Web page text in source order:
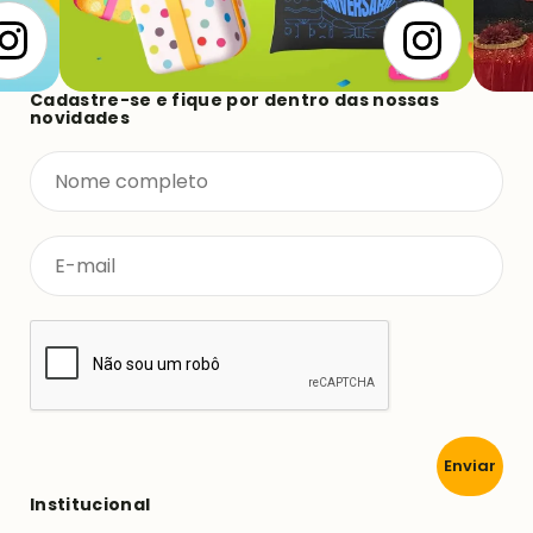
Institucional
Cadastre-se e fique por dentro das nossas
novidades
Enviar